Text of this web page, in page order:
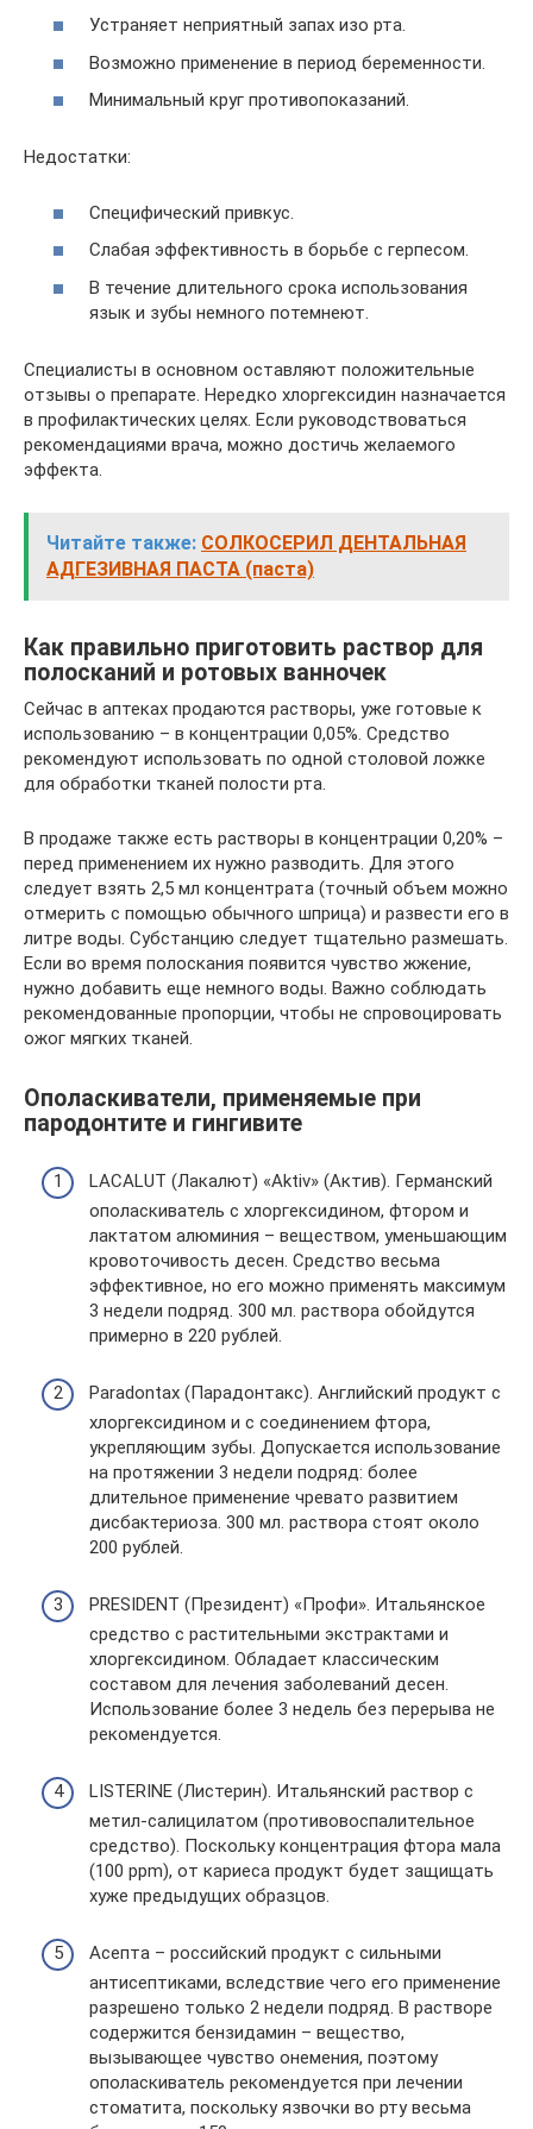
Устраняет неприятный запах изо рта.
Возможно применение в период беременности.
Минимальный круг противопоказаний.
Недостатки:
Специфический привкус.
Слабая эффективность в борьбе с герпесом.
В течение длительного срока использования
язык и зубы немного потемнеют.
Специалисты в основном оставляют положительные
отзывы о препарате. Нередко хлоргексидин назначается
в профилактических целях. Если руководствоваться
рекомендациями врача, можно достичь желаемого
эффекта.
Читайте также: СОЛКОСЕРИЛ ДЕНТАЛЬНАЯ
АДГЕЗИВНАЯ ПАСТА (паста)
Как правильно приготовить раствор для
полосканий и ротовых ванночек
Сейчас в аптеках продаются растворы, уже готовые к
использованию – в концентрации 0,05%. Средство
рекомендуют использовать по одной столовой ложке
для обработки тканей полости рта.
В продаже также есть растворы в концентрации 0,20% –
перед применением их нужно разводить. Для этого
следует взять 2,5 мл концентрата (точный объем можно
отмерить с помощью обычного шприца) и развести его в
литре воды. Субстанцию следует тщательно размешать.
Если во время полоскания появится чувство жжение,
нужно добавить еще немного воды. Важно соблюдать
рекомендованные пропорции, чтобы не спровоцировать
ожог мягких тканей.
Ополаскиватели, применяемые при
пародонтите и гингивите
LACALUT (Лакалют) «Aktiv» (Актив). Германский
ополаскиватель с хлоргексидином, фтором и
лактатом алюминия – веществом, уменьшающим
кровоточивость десен. Средство весьма
эффективное, но его можно применять максимум
3 недели подряд. 300 мл. раствора обойдутся
примерно в 220 рублей.
Paradontax (Парадонтакс). Английский продукт с
хлоргексидином и с соединением фтора,
укрепляющим зубы. Допускается использование
на протяжении 3 недели подряд: более
длительное применение чревато развитием
дисбактериоза. 300 мл. раствора стоят около
200 рублей.
PRESIDENT (Президент) «Профи». Итальянское
средство с растительными экстрактами и
хлоргексидином. Обладает классическим
составом для лечения заболеваний десен.
Использование более 3 недель без перерыва не
рекомендуется.
LISTERINE (Листерин). Итальянский раствор с
метил-салицилатом (противовоспалительное
средство). Поскольку концентрация фтора мала
(100 ppm), от кариеса продукт будет защищать
хуже предыдущих образцов.
Асепта – российский продукт с сильными
антисептиками, вследствие чего его применение
разрешено только 2 недели подряд. В растворе
содержится бензидамин – вещество,
вызывающее чувство онемения, поэтому
ополаскиватель рекомендуется при лечении
стоматита, поскольку язвочки во рту весьма